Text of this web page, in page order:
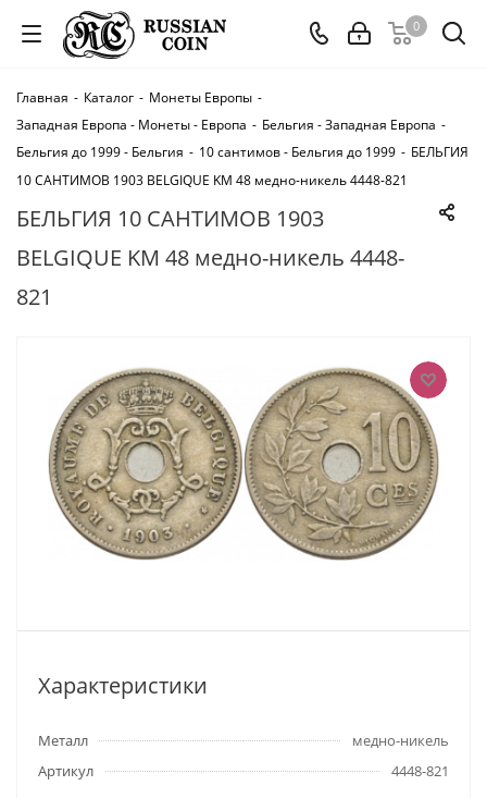
0
Главная - Каталог - Монеты Европы -
Западная Европа - Монеты - Европа - Бельгия - Западная Европа -
Бельгия до 1999 - Бельгия - 10 сантимов - Бельгия до 1999 - БЕЛЬГИЯ
10 САНТИМОВ 1903 BELGIQUE KM 48 медно-никель 4448-821
БЕЛЬГИЯ 10 САНТИМОВ 1903
BELGIQUE KM 48 медно-никель 4448-
821
Характеристики
Металл
медно-никель
Артикул
4448-821